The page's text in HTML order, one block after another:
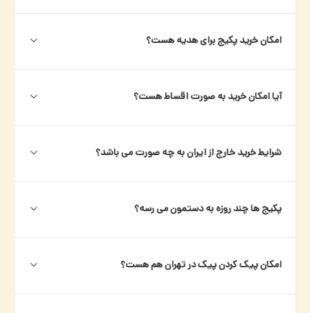
امکان خرید پکیج برای هدیه هست؟
آیا امکان خرید به صورت اقساط هست؟
شرایط خرید خارج از ایران به چه صورت می باشد؟
پکیج ها چند روزه به دستمون می رسه؟
امکان پیک کردن پیک در تهران هم هست؟